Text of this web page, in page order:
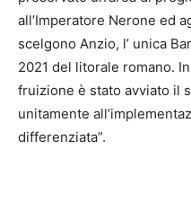
all’Imperatore Nerone ed
scelgono Anzio, l’ unica
2021 del litorale romano.
fruizione è stato avviato il
unitamente
differenziata”.